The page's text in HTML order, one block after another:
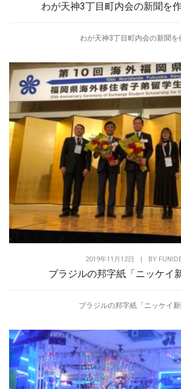
わが天神3丁目町内会の新聞を作
わが天神3丁目町内会の新聞を
2019年11月12日 | BY
ブラジルの邦字紙「ニッケイ
ブラジルの邦字紙「ニッケイ新